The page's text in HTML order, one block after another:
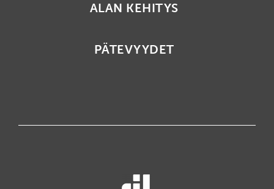
ALAN KEHITYS
PÄTEVYYDET